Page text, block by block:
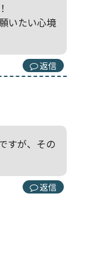
いたい心境
返信
すが、その
返信